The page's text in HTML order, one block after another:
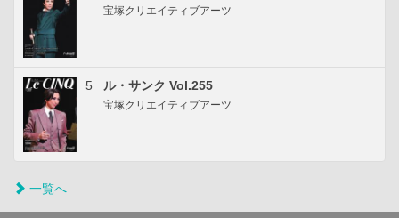
宝塚クリエイティブアーツ
5 ル・サンク Vol.255
宝塚クリエイティブアーツ
一覧へ